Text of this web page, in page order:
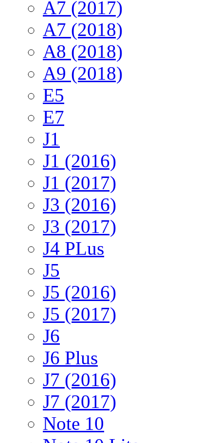
A7 (2017)
A7 (2018)
A8 (2018)
A9 (2018)
E5
E7
J1
J1 (2016)
J1 (2017)
J3 (2016)
J3 (2017)
J4 PLus
J5
J5 (2016)
J5 (2017)
J6
J6 Plus
J7 (2016)
J7 (2017)
Note 10